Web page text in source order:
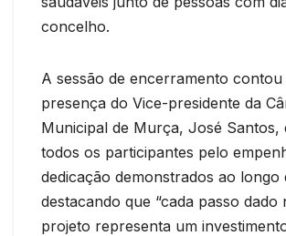
concelho.
A sessão de encerramento
presença do Vice-presidente da
Municipal de Murça, José Santos,
todos os participantes pelo
dedicação demonstrados ao longo
destacando que “cada passo dado
projeto representa um